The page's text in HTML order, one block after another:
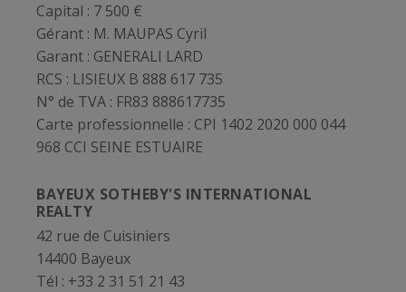
Capital : 7 500 €
Gérant : M. MAUPAS Cyril
Garant : GENERALI LARD
RCS : LISIEUX B 888 617 735
N° de TVA : FR83 888617735
Carte professionnelle : CPI 1402 2020 000 044
968 CCI SEINE ESTUAIRE
BAYEUX SOTHEBY'S INTERNATIONAL
REALTY
42 rue de Cuisiniers
14400 Bayeux
Tél : +33 2 31 51 21 43